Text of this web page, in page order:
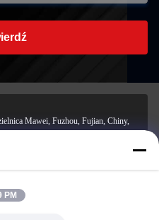
Mawei, Fuzhou, Fujian, Chiny,
PM